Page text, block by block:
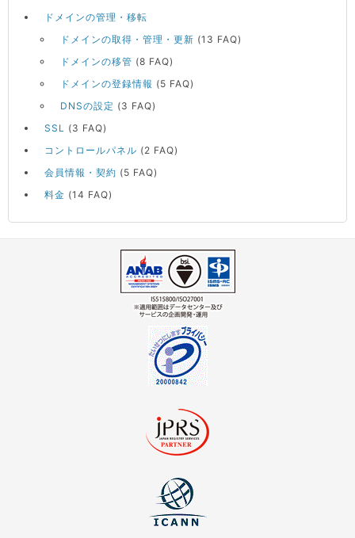
ドメインの管理・移転
ドメインの取得・管理・更新 (13 FAQ)
ドメインの移管 (8 FAQ)
ドメインの登録情報 (5 FAQ)
DNSの設定 (3 FAQ)
SSL
(3 FAQ)
コントロールパネル (2 FAQ)
会員情報・契約 (5 FAQ)
料金 (14 FAQ)